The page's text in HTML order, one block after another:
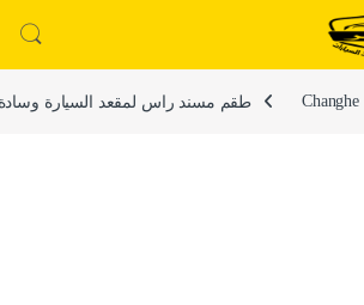
طقم مسند راس لمقعد السيارة وسادة مبطنة